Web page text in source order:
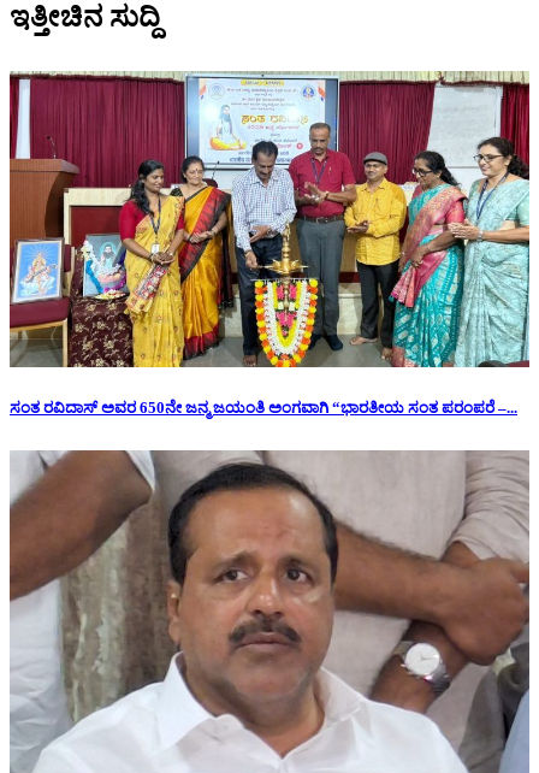
ಇತ್ತೀಚಿನ ಸುದ್ದಿ
ಸಂತ ರವಿದಾಸ್ ಅವರ 650ನೇ ಜನ್ಮ ಜಯಂತಿ ಅಂಗವಾಗಿ “ಭಾರತೀಯ ಸಂತ ಪರಂಪರೆ –...